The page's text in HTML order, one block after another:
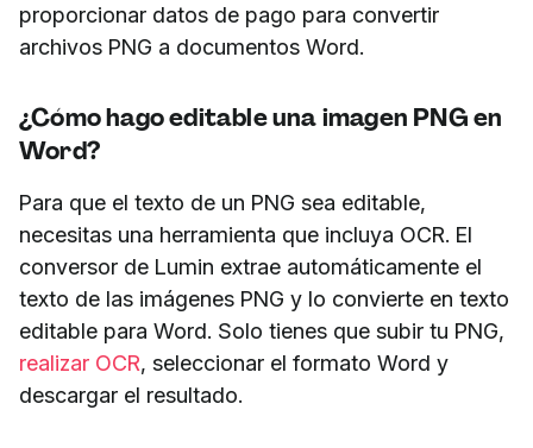
proporcionar datos de pago para convertir
archivos PNG a documentos Word.
¿Cómo hago editable una imagen PNG en
Word?
Para que el texto de un PNG sea editable,
necesitas una herramienta que incluya OCR. El
conversor de Lumin extrae automáticamente el
texto de las imágenes PNG y lo convierte en texto
editable para Word. Solo tienes que subir tu PNG,
realizar OCR, seleccionar el formato Word y
descargar el resultado.